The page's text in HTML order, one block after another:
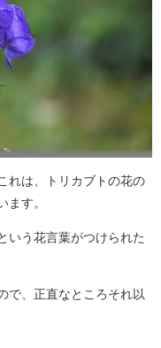
れは、トリカブトの花の
ます。
いう花言葉がつけられた
で、正直なところそれ以